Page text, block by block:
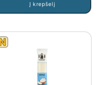
Į krepšelį